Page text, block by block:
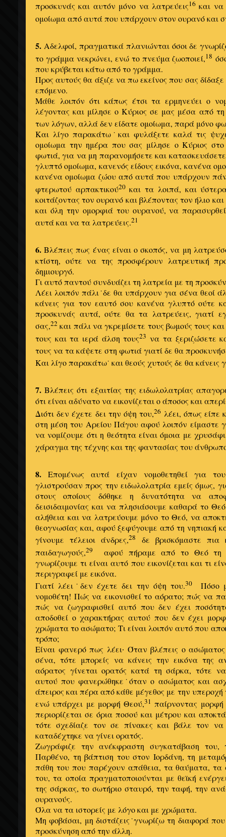
προσκυνάς και αυτόν μόνο να λατρεύεις16 και να
ομοίωμα από αυτά που υπάρχουν στον ουρανό και
5. Αδελφοί, πραγματικά πλανιώνται όσοι δε
το γράμμα νεκρώνει, ενώ το πνεύμα ζωοποιεί,18
που κρύβεται κάτω από το γράμμα.
Προς αυτούς θα άξιζε να πω εκείνος που σας δίδαξε
επόμενο.
Μάθε λοιπόν ότι κάπως έτσι τα ερμηνεύει ο
λέγοντας και μίλησε ο Κύριος σε μας μέσα από
των λόγων, αλλά δεν είδατε ομοίωμα, παρά μόνο
Και λίγο παρακάτω˙και φυλάξετε καλά τις
ομοίωμα την ημέρα που σας μίλησε ο Κύριος
φωτιά, για να μη παρανομήσετε και
γλυπτό ομοίωμα, κανενός είδους εικόνα, κανένα
κανένα ομοίωμα ζώου από αυτά που υπάρχουν
φτερωτού αρπακτικού20και τα λοιπά, και
κοιτάζοντας τον ουρανό και βλέποντας τον ήλιο
και όλη την ομορφιά του ουρανού, να
αυτά και να τα λατρεύεις.21
6. Βλέπεις πως ένας είναι ο σκοπός, να μη
κτίστη, ούτε να της προσφέρουν λατρευτική
δημιουργό.
Γι αυτό παντού συνδυάζει τη λατρεία με τη
Λέει λοιπόν πάλι˙δε θα υπάρχουν για σένα θεοί
κάνεις για τον εαυτό σου κανένα γλυπτό ούτε
προσκυνάς αυτά, ούτε θα τα λατρεύεις, γιατί
σας,22και πάλι να γκρεμίσετε τους βωμούς τους
τους και τα ιερά άλση τους23 να τα ξεριζώσετε
τους να τα κάψετε στη φωτιά γιατί δε θα
Και λίγο παρακάτω˙ και θεούς χυτούς δε θα κάνεις
7. Βλέπεις ότι εξαιτίας της ειδωλολατρίας
ότι είναι αδύνατο να εικονίζεται ο άποσος και
Διότι δεν έχετε δει την όψη του,26 λέει, όπως είπε
στη μέση του Αρείου Πάγου αφού λοιπόν είμαστε
να νομίζουμε ότι η θεότητα είναι όμοια με
χάραγμα της τέχνης και της φαντασίας του
8. Επομένως αυτά είχαν νομοθετηθεί για
γλιστρούσαν προς την ειδωλολατρία εμείς όμως,
στους οποίους δόθηκε η δυνατότητα να
δεισιδαιμονίας και να πλησιάσουμε καθαρά το
αλήθεια και να λατρεύουμε μόνο το Θεό, να
θεογνωσίας και, αφού ξεφύγουμε από τη νηπιακή
γίνουμε τέλειοι άνδρες,28
δε βρισκόμαστε
παιδαγωγούς,29
αφού πήραμε από το Θεό τη
γνωρίζουμε τι είναι αυτό που εικονίζεται και τι
περιγραφεί με εικόνα.
Γιατί λέει˙δεν έχετε δει την όψη του.30 Πόσο
νομοθέτη! Πώς να εικονισθεί το αόρατο; πώς να
πώς να ζωγραφισθεί αυτό που δεν έχει
αποδοθεί ο χαρακτήρας αυτού που δεν έχει
χρώματα το ασώματο; Τι είναι λοιπόν αυτό που
τρόπο;
Είναι φανερό πως λέει· Όταν βλέπεις ο
σένα, τότε μπορείς να κάνεις την εικόνα της
αόρατος γίνεται ορατός κατά τη σάρκα, τότε να
αυτού που φανερώθηκε˙όταν ο ασώματος και
άπειρος και πέρα από κάθε μέγεθος με την
ενώ υπάρχει με μορφή Θεού,31παίρνοντας
περιορίζεται σε όρια ποσού και μέτρου και
τότε σχεδίαζε τον σε πίνακες και βάλε τον
καταδέχτηκε να γίνει ορατός.
Ζωγράφιζε την ανέκφραστη συγκατάβαση
Παρθένο, τη βάπτιση του στον Ιορδάνη, τη
πάθη του που παρέχουν απάθεια, τα θαύματα, τα
του, τα οποία πραγματοποιούνται με θεϊκή
της σάρκας, το σωτήριο σταυρό, την ταφή, την
ουρανούς.
Όλα να τα ιστορείς με λόγο και με χρώματα.
Μη φοβάσαι, μη διστάζεις˙γνωρίζω τη διαφορά
προσκύνηση από την άλλη.